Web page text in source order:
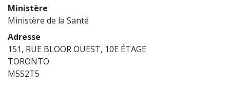
Ministère
Ministère de la Santé
Adresse
151, RUE BLOOR OUEST, 10E ÉTAGE
TORONTO
M5S2T5